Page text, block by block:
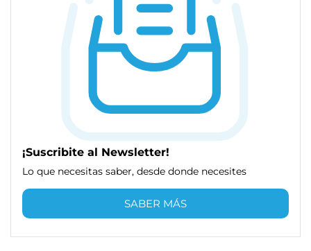
¡Suscribite al Newsletter!
Lo que necesitas saber, desde donde necesites
SABER MÁS